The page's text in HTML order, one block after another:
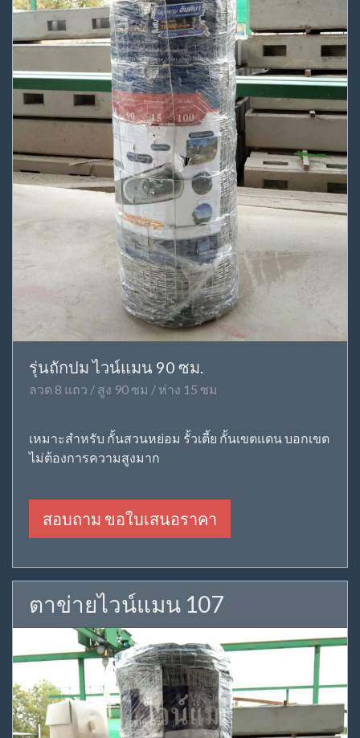
รุ่นถักปม ไวน์แมน 90 ซม.
ลวด 8 แถว / สูง 90 ซม / ห่าง 15 ซม
เหมาะสำหรับ กั้นสวนหย่อม รั้วเตี้ย กั้นเขตแดน บอกเขต
ไม่ต้องการความสูงมาก
สอบถาม ขอใบเสนอราคา
ตาข่ายไวน์แมน 107